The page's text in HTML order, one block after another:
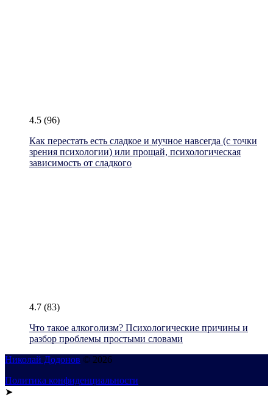
4.5 (96)
Как перестать есть сладкое и мучное навсегда (с точки
зрения психологии) или прощай, психологическая
зависимость от сладкого
4.7 (83)
Что такое алкоголизм? Психологические причины и
разбор проблемы простыми словами
Николай Додонов © 2026
Политика конфиденциальности
➤